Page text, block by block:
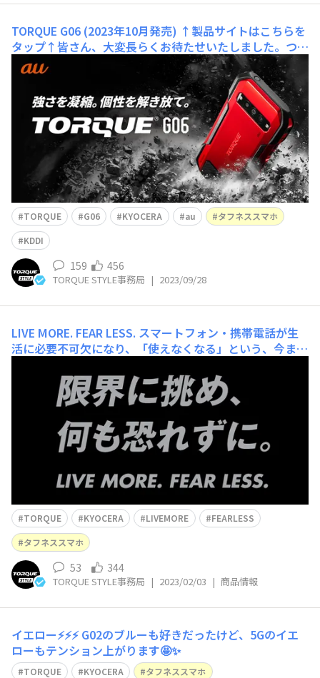
TORQUE G06 (2023年10月発売) ↑製品サイトはこちらを
タップ↑皆さん、大変長らくお待たせいたしました。つい
に新製品TORQUE G06を発表しました！！ TORQUE G06
では、TORQUEのアイデンティティともいうべき高耐久性
を進化させつつ、皆さんから要望が多かった小型・軽量化
を実現！また、TORQUEで初めてマクロ
TORQUE G06 KYOCERA au
タフネススマホ
KDDI
159 456
TORQUE STYLE事務局 | 2023/09/28
LIVE MORE. FEAR LESS. スマートフォン・携帯電話が生
活に必要不可欠になり、「使えなくなる」という、今まで
れる、壊れる、濡れてショートする、寒くて暑くて動かな
い… LIVE MORE. FEAR LESS. 限界に挑め、何も恐れず
に。 「TORQUE（ト
TORQUE KYOCERA LIVEMORE
FEARLESS
タフネススマホ
53 344
TORQUE STYLE事務局 | 2023/02/03 | 商品情報
イエロー⚡⚡⚡ G02のブルーも好きだったけど、5Gのイエ
ローもテンション上がります🤩✨
TORQUE KYOCERA タフネススマホ